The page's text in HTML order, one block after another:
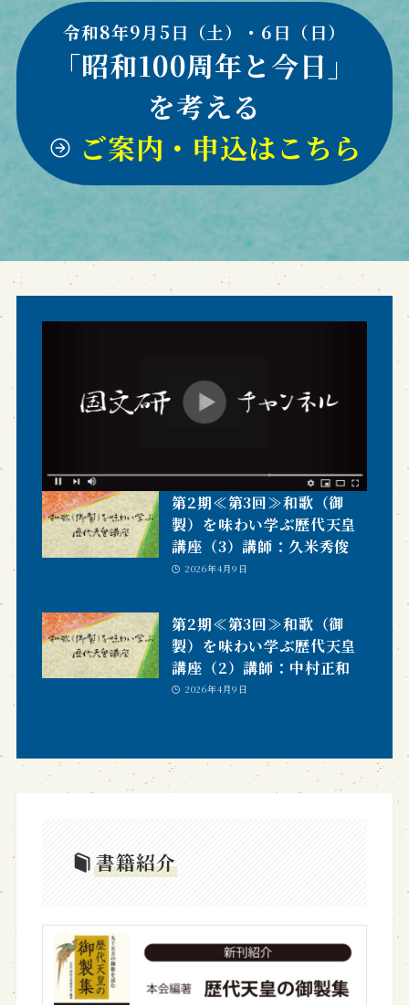
令和8年9月5日（土）・6日（日）
「昭和100周年と今日」
を考える
ご案内・申込はこちら
第2期≪第3回≫和歌（御
製）を味わい学ぶ歴代天皇
講座（3）講師：久米秀俊
2026年4月9日
第2期≪第3回≫和歌（御
製）を味わい学ぶ歴代天皇
講座（2）講師：中村正和
2026年4月9日
書籍紹介